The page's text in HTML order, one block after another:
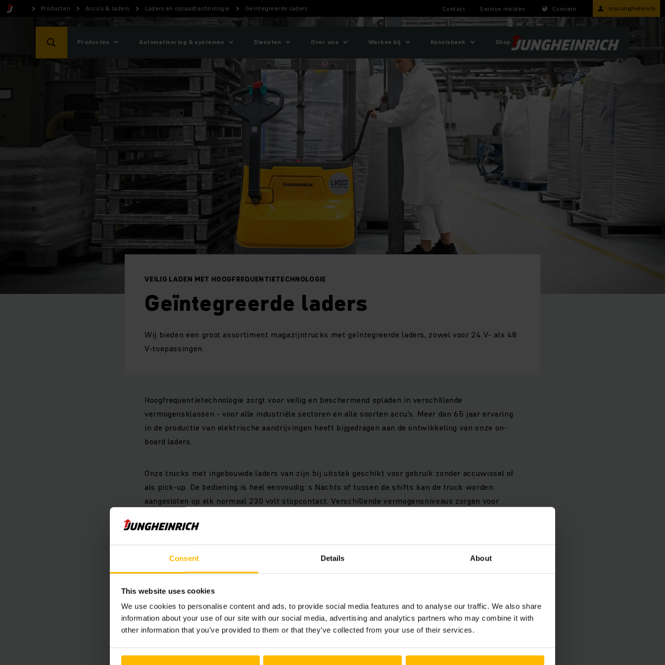
Consent Details About
This website uses cookies
We use cookies to personalise content and ads, to provide social media features and to analyse our traffic. We also share
information about your use of our site with our social media, advertising and analytics partners who may combine it with
other information that you’ve provided to them or that they’ve collected from your use of their services.
Producten Accu’s & laders Laders en oplaadtechnologie Geïntegreerde laders Contact Service melden Concern myJungheinrich
Producten Automatisering & systemen Diensten Over ons Werken bij Kennisbank Shop
VEILIG LADEN MET HOOGFREQUENTIETECHNOLOGIE
Geïntegreerde laders
Wij bieden een groot assortiment magazijntrucks met geïntegreerde laders, zowel voor 24 V- als 48
V-toepassingen.
Hoogfrequentietechnologie zorgt voor veilig en beschermend opladen in verschillende
vermogensklassen - voor alle industriële sectoren en alle soorten accu's. Meer dan 65 jaar ervaring
in de productie van elektrische aandrijvingen heeft bijgedragen aan de ontwikkeling van onze on-
board laders.
Onze trucks met ingebouwde laders van zijn bij uitstek geschikt voor gebruik zonder accuwissel of
als pick-up. De bediening is heel eenvoudig: s Nachts of tussen de shifts kan de truck worden
aangesloten op elk normaal 230 volt stopcontact. Verschillende vermogensniveaus zorgen voor
hoogfrequentietechnologie zorgt voor veilig opladen.
Via het interne netwerk van het voertuig - de zogenaamde CAN-Bus interface - zijn on-board laders
verbonden met het voertuig. Tijdens het opladen kan de oplaadstatus worden gecontroleerd op het
display van het voertuig.
Veilig dankzij startbeveiligingssysteem en
beschermingsklasse IP54